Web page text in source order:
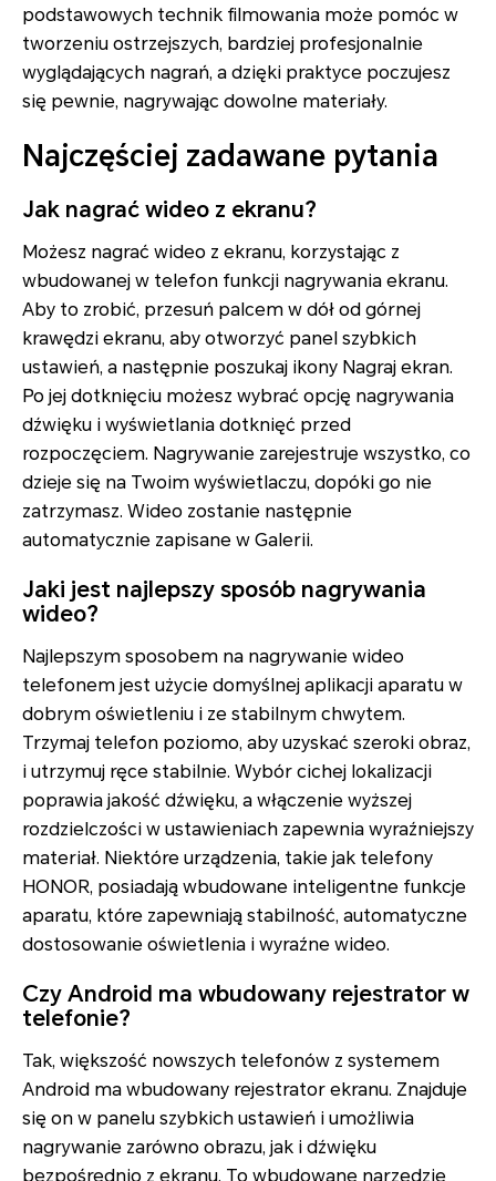
podstawowych technik filmowania może pomóc w
tworzeniu ostrzejszych, bardziej profesjonalnie
wyglądających nagrań, a dzięki praktyce poczujesz
się pewnie, nagrywając dowolne materiały.
Najczęściej zadawane pytania
Jak nagrać wideo z ekranu?
Możesz nagrać wideo z ekranu, korzystając z
wbudowanej w telefon funkcji nagrywania ekranu.
Aby to zrobić, przesuń palcem w dół od górnej
krawędzi ekranu, aby otworzyć panel szybkich
ustawień, a następnie poszukaj ikony Nagraj ekran.
Po jej dotknięciu możesz wybrać opcję nagrywania
dźwięku i wyświetlania dotknięć przed
rozpoczęciem. Nagrywanie zarejestruje wszystko, co
dzieje się na Twoim wyświetlaczu, dopóki go nie
zatrzymasz. Wideo zostanie następnie
automatycznie zapisane w Galerii.
Jaki jest najlepszy sposób nagrywania
wideo?
Najlepszym sposobem na nagrywanie wideo
telefonem jest użycie domyślnej aplikacji aparatu w
dobrym oświetleniu i ze stabilnym chwytem.
Trzymaj telefon poziomo, aby uzyskać szeroki obraz,
i utrzymuj ręce stabilnie. Wybór cichej lokalizacji
poprawia jakość dźwięku, a włączenie wyższej
rozdzielczości w ustawieniach zapewnia wyraźniejszy
materiał. Niektóre urządzenia, takie jak telefony
HONOR, posiadają wbudowane inteligentne funkcje
aparatu, które zapewniają stabilność, automatyczne
dostosowanie oświetlenia i wyraźne wideo.
Czy Android ma wbudowany rejestrator w
telefonie?
Tak, większość nowszych telefonów z systemem
Android ma wbudowany rejestrator ekranu. Znajduje
się on w panelu szybkich ustawień i umożliwia
nagrywanie zarówno obrazu, jak i dźwięku
bezpośrednio z ekranu. To wbudowane narzędzie